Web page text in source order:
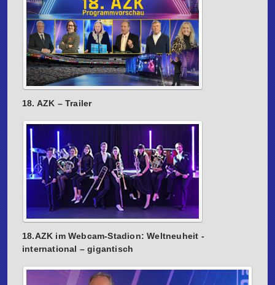
18. AZK – Trailer
18.AZK im Webcam-Stadion: Weltneuheit -
international – gigantisch